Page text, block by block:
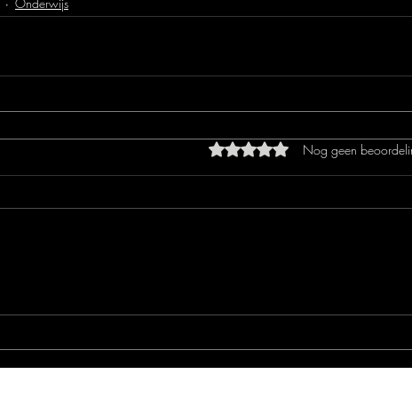
Beoordeeld met 0 uit 5
Nog geen